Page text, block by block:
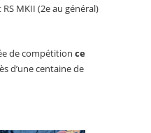
MKII (2e au général)
de compétition ce
d’une centaine de